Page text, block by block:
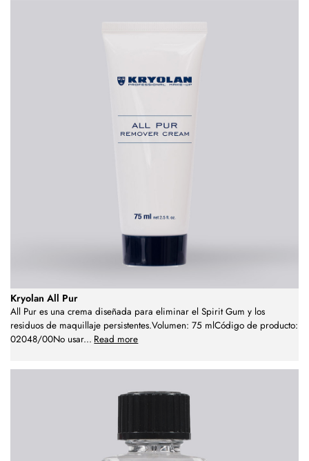
Kryolan All Pur
All Pur es una crema diseñada para eliminar el Spirit Gum y los
residuos de maquillaje persistentes.Volumen: 75 mlCódigo de producto:
02048/00No usar... Read more